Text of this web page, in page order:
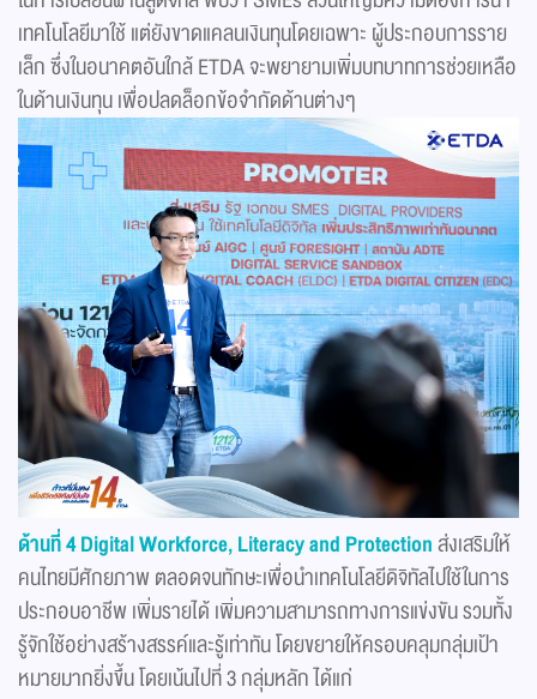
เทคโนโลยีมาใช้ แต่ยังขาดแคลนเงินทุนโดยเฉพาะ ผู้ประกอบการราย
เล็ก ซึ่งในอนาคตอันใกล้ ETDA จะพยายามเพิ่มบทบาทการช่วยเหลือ
ในด้านเงินทุน เพื่อปลดล็อกข้อจำกัดด้านต่างๆ
ด้านที่ 4 Digital Workforce, Literacy and Protection ส่งเสริมให้
คนไทยมีศักยภาพ ตลอดจนทักษะเพื่อนำเทคโนโลยีดิจิทัลไปใช้ในการ
ประกอบอาชีพ เพิ่มรายได้ เพิ่มความสามารถทางการแข่งขัน รวมทั้ง
รู้จักใช้อย่างสร้างสรรค์และรู้เท่าทัน โดยขยายให้ครอบคลุมกลุ่มเป้า
หมายมากยิ่งขึ้น โดยเน้นไปที่ 3 กลุ่มหลัก ได้แก่